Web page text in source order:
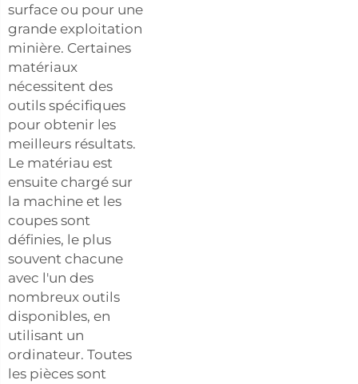
surface ou pour une
grande exploitation
minière. Certaines
matériaux
nécessitent des
outils spécifiques
pour obtenir les
meilleurs résultats.
Le matériau est
ensuite chargé sur
la machine et les
coupes sont
définies, le plus
souvent chacune
avec l'un des
nombreux outils
disponibles, en
utilisant un
ordinateur. Toutes
les pièces sont